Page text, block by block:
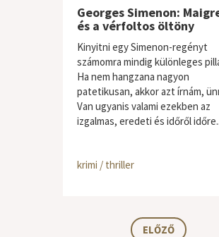
Georges Simenon:
és a vérfoltos öltöny
Kinyitni egy Simenon-regényt
számomra mindig különleges
Ha nem hangzana nagyon
patetikusan, akkor azt írnám,
Van ugyanis valami ezekben az
izgalmas, eredeti és időről
krimi / thriller
ELŐZŐ